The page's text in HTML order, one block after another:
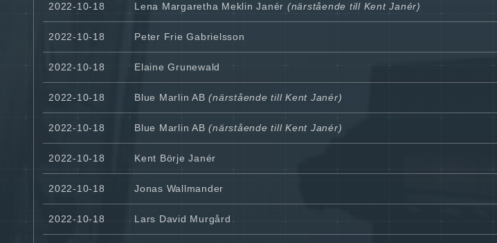
2022-10-18 Lena Margaretha Meklin Janér (närstående till Kent Janér)
2022-10-18 Peter Frie Gabrielsson
2022-10-18 Elaine Grunewald
2022-10-18 Blue Marlin AB (närstående till Kent Janér)
2022-10-18 Blue Marlin AB (närstående till Kent Janér)
2022-10-18 Kent Börje Janér
2022-10-18 Jonas Wallmander
2022-10-18 Lars David Murgård